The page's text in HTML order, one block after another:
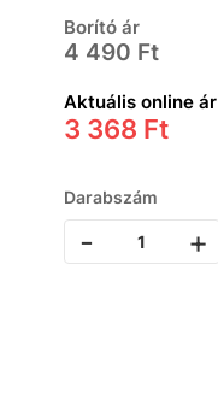
Borító ár
4 490 Ft
Aktuális online ár
3 368 Ft
Darabszám
- +